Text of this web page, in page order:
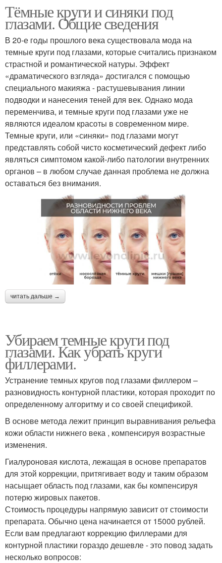
Тёмные круги и синяки под
глазами. Общие сведения
В 20-е годы прошлого века существовала мода на
темные круги под глазами, которые считались признаком
страстной и романтической натуры. Эффект
«драматического взгляда» достигался с помощью
специального макияжа - растушевывания линии
подводки и нанесения теней для век. Однако мода
переменчива, и темные круги под глазами уже не
являются идеалом красоты в современном мире.
Темные круги, или «синяки» под глазами могут
представлять собой чисто косметический дефект либо
являться симптомом какой-либо патологии внутренних
органов – в любом случае данная проблема не должна
оставаться без внимания.
читать дальше →
Убираем темные круги под
глазами. Как убрать круги
филлерами.
Устранение темных кругов под глазами филлером –
разновидность контурной пластики, которая проходит по
определенному алгоритму и со своей спецификой.
В основе метода лежит принцип выравнивания рельефа
кожи области нижнего века , компенсируя возрастные
изменения.
Гиалуроновая кислота, лежащая в основе препаратов
для этой коррекции, притягивает воду и таким образом
насыщает область под глазами, как бы компенсируя
потерю жировых пакетов.
Стоимость процедуры напрямую зависит от стоимости
препарата. Обычно цена начинается от 15000 рублей.
Если вам предлагают коррекцию филлерами для
контурной пластики гораздо дешевле - это повод задать
несколько вопросов: